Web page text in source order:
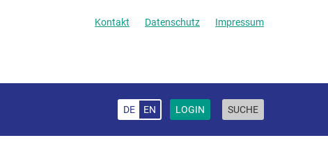
Kontakt Datenschutz Impressum
DE EN LOGIN SUCHE